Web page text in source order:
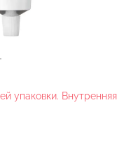
упаковки. Внутренняя